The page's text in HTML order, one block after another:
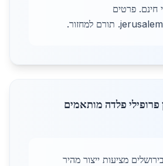
חינם. פרטים
פרופילי פלדה מותאמים
מציעות ייצור מהיר